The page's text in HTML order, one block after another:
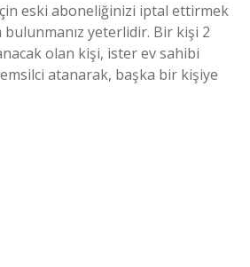
eski aboneliğinizi iptal ettirmek
yeterlidir. Bir kişi 2
olan kişi, ister ev sahibi
atanarak, başka bir kişiye